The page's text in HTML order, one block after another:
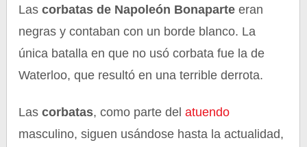
Lascorbatas de Napoleón Bonaparte eran
negras y contaban con un borde blanco. La
única batalla en que no usó corbata fue la de
Waterloo, que resultó en una terrible derrota.
Lascorbatas, como parte delatuendo
masculino, siguen usándose hasta la actualidad,